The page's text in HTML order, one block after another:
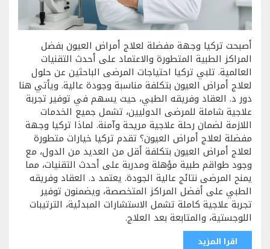
أصبحت تركيا وجهة مفضلة لعلاج أمراض العيون بفضل
المراكز الطبية المتطورة والاعتماد على أحدث التقنيات
العالمية. تلبي تركيا احتياجات المرضى الباحثين عن حلول
لعلاج أمراض العيون بتكلفة مناسبة وجودة عالية. ويأتي هنا
دور د. العقاد وفريقه الطبي، حيث يسهم في توفير تجربة
علاجية شاملة للمرضى الدوليين، تشمل جميع الخدمات
اللازمة لضمان رحلة علاجية مريحة وآمنة. لماذا تركيا وجهة
مفضلة لعلاج أمراض العيون؟ تقدم تركيا خيارات متطورة
لعلاج أمراض العيون بتكلفة أقل من العديد من الدول، مع
وجود طواقم طبية مؤهلة ومدربة على أحدث التقنيات، مما
يمنح المرضى نتائج عالية الجودة. يعتمد د. العقاد وفريقه
الطبي على أفضل المراكز المتخصصة، ويضمنون توفير
تجربة علاجية كاملة تشمل الاستشارات المبدئية، الترتيبات
اللوجستية، والمتابعة بعد العلاج.
اقرا المزيد